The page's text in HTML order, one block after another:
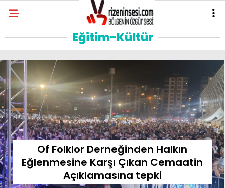
Eğitim-Kültür
Of Folklor Derneğinden Halkın
Eğlenmesine Karşı Çıkan Cemaatin
Açıklamasına tepki